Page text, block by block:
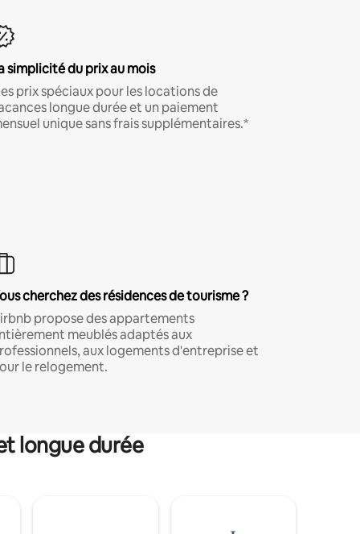
simplicité du prix au mois
prix spéciaux pour les locations de
longue durée et un paiement
unique sans frais supplémentaires.*
cherchez des résidences de tourisme ?
propose des appartements
meublés adaptés aux
aux logements d'entreprise et
le relogement.
longue durée